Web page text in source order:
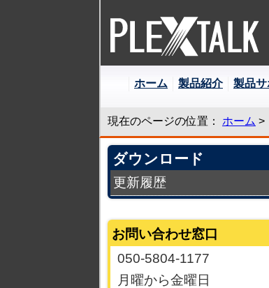
ジ
ン
プ
ホーム 製品紹介 製品サ
現在のページの位置： ホーム >
ダウンロード
更新履歴
お問い合わせ窓口
050-5804-1177
月曜から金曜日